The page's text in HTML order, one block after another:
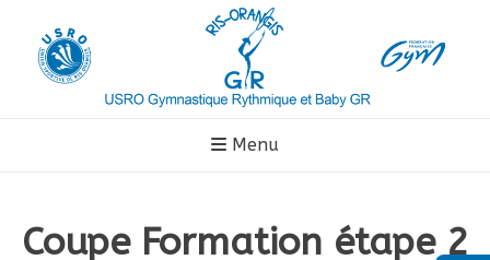
contenu
Menu
Coupe Formation étape 2